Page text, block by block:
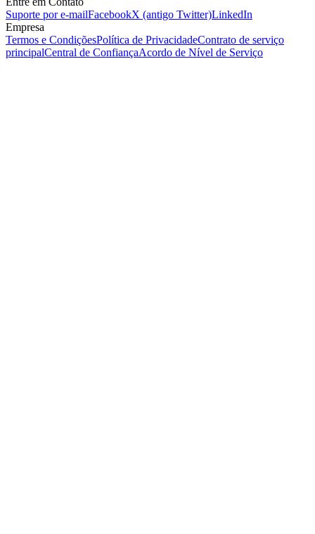
Suporte por e-mailFacebookX (antigo Twitter)LinkedIn
Empresa
Termos e CondiçõesPolítica de PrivacidadeContrato de serviço
principalCentral de ConfiançaAcordo de Nível de Serviço